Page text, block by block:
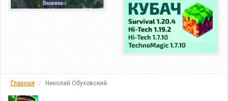
Главная Николай Обуховский